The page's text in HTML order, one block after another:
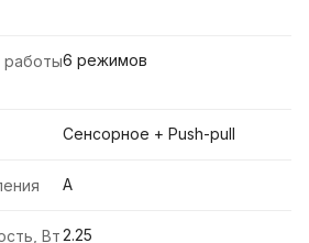
работы6 режимов
Сенсорное + Push-pull
A
Вт2.25